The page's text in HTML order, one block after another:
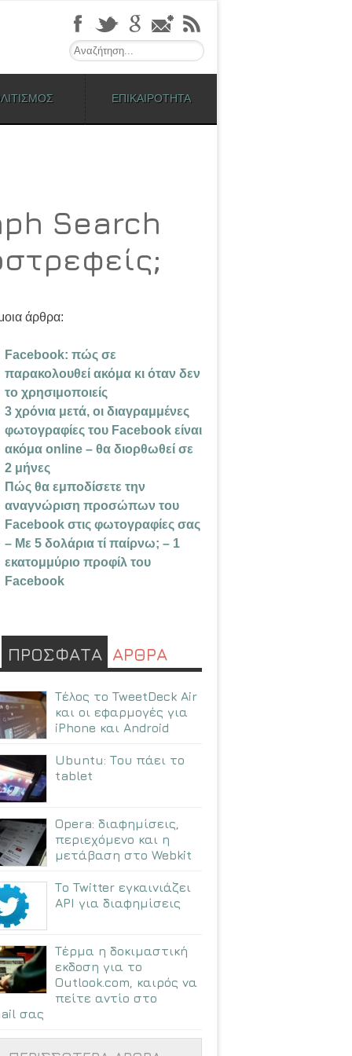
Search
ΕΠΙΚΑΙΡΟΤΗΤΑ
Search
άρθρα:
Facebook: πώς σε
παρακολουθεί ακόμα κι όταν δεν
το χρησιμοποιείς
3 χρόνια μετά, οι διαγραμμένες
φωτογραφίες του Facebook είναι
ακόμα online – θα διορθωθεί σε
2 μήνες
Πώς θα εμποδίσετε την
αναγνώριση προσώπων του
Facebook στις φωτογραφίες σας
– Με 5 δολάρια τί παίρνω; – 1
εκατομμύριο προφίλ του
Facebook
ΠΡΟΣΦΑΤΑ ΑΡΘΡΑ
Τέλος το TweetDeck Air
και οι εφαρμογές για
iPhone και Android
Ubuntu: Tου πάει το
tablet
Opera: διαφημίσεις,
περιεχόμενο και η
μετάβαση στο Webkit
Το Twitter εγκαινιάζει
API για διαφημίσεις
Τέρμα η δοκιμαστική
εκδοση για το
Outlook.com, καιρός να
πείτε αντίο στο
σας